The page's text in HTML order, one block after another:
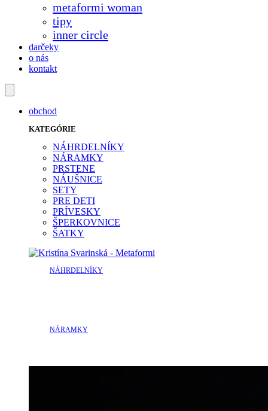
metaformi woman
tipy
inner circle
darčeky
o nás
kontakt
obchod
KATEGÓRIE
NÁHRDELNÍKY
NÁRAMKY
PRSTENE
NÁUŠNICE
SETY
PRE DETI
PRÍVESKY
ŠPERKOVNICE
ŠATKY
NÁHRDELNÍKY
NÁRAMKY